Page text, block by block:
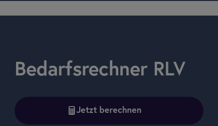
Bedarfsrechner RLV
Jetzt berechnen